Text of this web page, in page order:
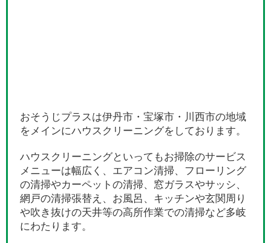
おそうじプラスは伊丹市・宝塚市・川西市の地域
をメインにハウスクリーニングをしております。
ハウスクリーニングといってもお掃除のサービス
メニューは幅広く、エアコン清掃、フローリング
の清掃やカーペットの清掃、窓ガラスやサッシ、
網戸の清掃張替え、お風呂、キッチンや玄関周り
や吹き抜けの天井等の高所作業での清掃など多岐
にわたります。